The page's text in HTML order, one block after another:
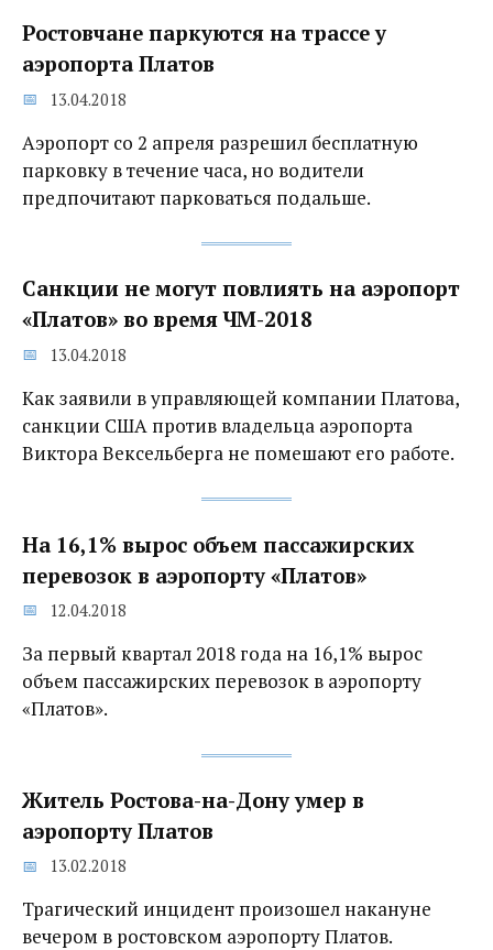
Ростовчане паркуются на трассе у
аэропорта Платов‍
13.04.2018
Аэропорт со 2 апреля разрешил бесплатную
парковку в течение часа, но водители
предпочитают парковаться подальше.
Санкции не могут повлиять на аэропорт
«Платов» во время ЧМ-2018
13.04.2018
Как заявили в управляющей компании Платова,
санкции США против владельца аэропорта
Виктора Вексельберга не помешают его работе.
На 16,1% вырос объем пассажирских
перевозок‍ в аэропорту «Платов»
12.04.2018
За первый квартал 2018 года на 16,1% вырос
объем пассажирских перевозок‍ в аэропорту
«Платов».
Житель Ростова-на-Дону умер в
аэропорту Платов
13.02.2018
Трагический инцидент произошел накануне
вечером в ростовском аэропорту Платов.